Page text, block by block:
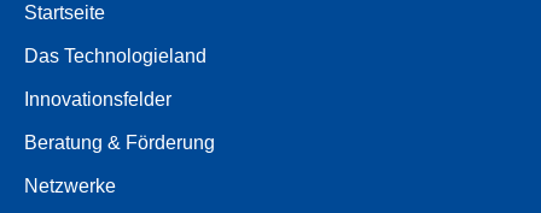
Startseite
Das Technologieland
Innovationsfelder
Beratung & Förderung
Netzwerke